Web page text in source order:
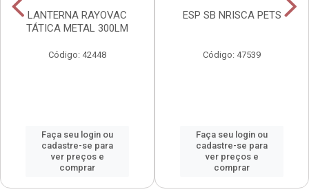
LANTERNA RAYOVAC
TÁTICA METAL 300LM
Código: 42448
Faça seu login ou
cadastre-se para
ver preços e
comprar
ESP SB NRISCA PETS
Código: 47539
Faça seu login ou
cadastre-se para
ver preços e
comprar